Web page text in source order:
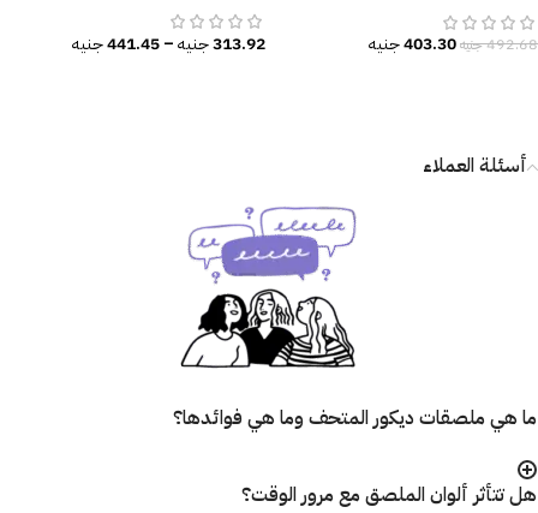
492.68جنيه403.30جنيه 313.92جنيه–
441.45جنيه
أسئلة العملاء
ما هي ملصقات ديكور المتحف وما هي فوائدها؟
هل تتأثر ألوان الملصق مع مرور الوقت؟